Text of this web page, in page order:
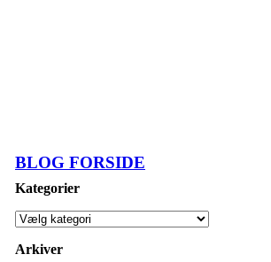
BLOG FORSIDE
Kategorier
Arkiver